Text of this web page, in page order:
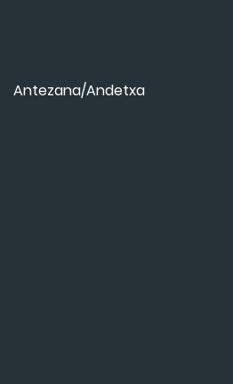
Antezana/Andetxa